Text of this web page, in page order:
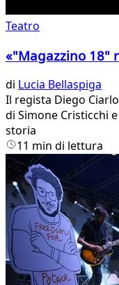
Teatro
«"Magazzino 18"
di Lucia Bellaspiga
Il regista Diego
di Simone Cristicchi
storia
11 min di lettura